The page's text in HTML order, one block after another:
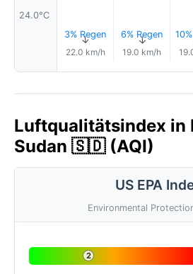
24.0°C
3% Regen
↑
22.0 km/h
6% Regen
↑
19.0 km/h
Luftqualitätsindex in
Sudan 🇸🇩 (AQI)
US EPA
Environmental
2